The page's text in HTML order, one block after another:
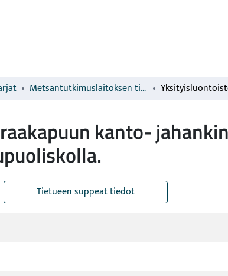
Metsäntutkimuslaitoksen tiedonantoja
kanto-
Tietueen suppeat tiedot